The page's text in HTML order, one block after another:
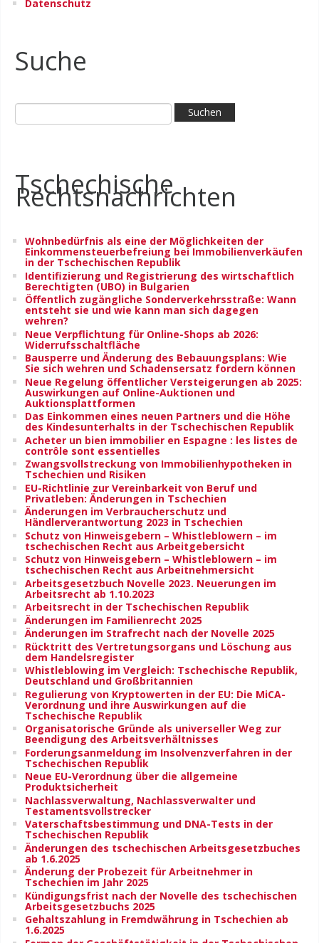
Datenschutz
Suche
Tschechische
Rechtsnachrichten
Wohnbedürfnis als eine der Möglichkeiten der
Einkommensteuerbefreiung bei Immobilienverkäufen
in der Tschechischen Republik
Identifizierung und Registrierung des wirtschaftlich
Berechtigten (UBO) in Bulgarien
Öffentlich zugängliche Sonderverkehrsstraße: Wann
entsteht sie und wie kann man sich dagegen
wehren?
Neue Verpflichtung für Online-Shops ab 2026:
Widerrufsschaltfläche
Bausperre und Änderung des Bebauungsplans: Wie
Sie sich wehren und Schadensersatz fordern können
Neue Regelung öffentlicher Versteigerungen ab 2025:
Auswirkungen auf Online-Auktionen und
Auktionsplattformen
Das Einkommen eines neuen Partners und die Höhe
des Kindesunterhalts in der Tschechischen Republik
Acheter un bien immobilier en Espagne : les listes de
contrôle sont essentielles
Zwangsvollstreckung von Immobilienhypotheken in
Tschechien und Risiken
EU-Richtlinie zur Vereinbarkeit von Beruf und
Privatleben: Änderungen in Tschechien
Änderungen im Verbraucherschutz und
Händlerverantwortung 2023 in Tschechien
Schutz von Hinweisgebern – Whistleblowern – im
tschechischen Recht aus Arbeitgebersicht
Schutz von Hinweisgebern – Whistleblowern – im
tschechischen Recht aus Arbeitnehmersicht
Arbeitsgesetzbuch Novelle 2023. Neuerungen im
Arbeitsrecht ab 1.10.2023
Arbeitsrecht in der Tschechischen Republik
Änderungen im Familienrecht 2025
Änderungen im Strafrecht nach der Novelle 2025
Rücktritt des Vertretungsorgans und Löschung aus
dem Handelsregister
Whistleblowing im Vergleich: Tschechische Republik,
Deutschland und Großbritannien
Regulierung von Kryptowerten in der EU: Die MiCA-
Verordnung und ihre Auswirkungen auf die
Tschechische Republik
Organisatorische Gründe als universeller Weg zur
Beendigung des Arbeitsverhältnisses
Forderungsanmeldung im Insolvenzverfahren in der
Tschechischen Republik
Neue EU-Verordnung über die allgemeine
Produktsicherheit
Nachlassverwaltung, Nachlassverwalter und
Testamentsvollstrecker
Vaterschaftsbestimmung und DNA-Tests in der
Tschechischen Republik
Änderungen des tschechischen Arbeitsgesetzbuches
ab 1.6.2025
Änderung der Probezeit für Arbeitnehmer in
Tschechien im Jahr 2025
Kündigungsfrist nach der Novelle des tschechischen
Arbeitsgesetzbuchs 2025
Gehaltszahlung in Fremdwährung in Tschechien ab
1.6.2025